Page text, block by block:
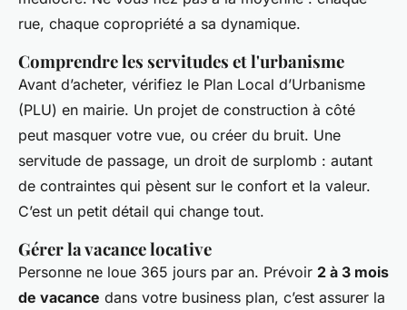
rue, chaque copropriété a sa dynamique.
Comprendre les servitudes et l'urbanisme
Avant d’acheter, vérifiez le Plan Local d’Urbanisme
(PLU) en mairie. Un projet de construction à côté
peut masquer votre vue, ou créer du bruit. Une
servitude de passage, un droit de surplomb : autant
de contraintes qui pèsent sur le confort et la valeur.
C’est un petit détail qui change tout.
Gérer la vacance locative
Personne ne loue 365 jours par an. Prévoir 2 à 3 mois
de vacance dans votre business plan, c’est assurer la